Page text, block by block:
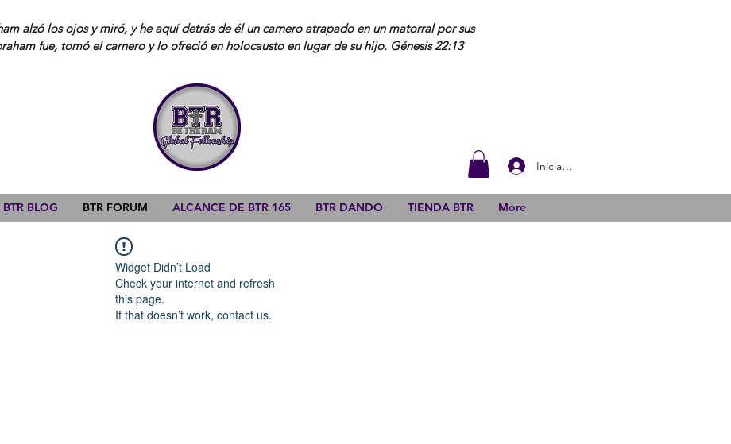
alzó los ojos y miró, y he aquí detrás de él un carnero atrapado en un matorral por sus
fue, tomó el carnero y lo ofreció en holocausto en lugar de su hijo. Génesis 22:13
Iniciar sesión
Widget Didn’t Load
Check your internet and refresh
this page.
If that doesn’t work, contact us.
BTR BLOG BTR FORUM ALCANCE DE BTR 165 BTR DANDO TIENDA BTR More